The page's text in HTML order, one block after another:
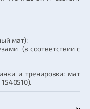
мат);
(в соответствии с
и тренировки: мат